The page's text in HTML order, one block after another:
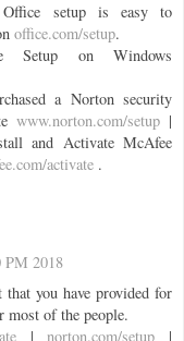
setup is easy to
office.com/setup.
on Windows
a Norton security
www.norton.com/setup|
and Activate McAfee
activate .
PM 2018
you have provided for
most of the people.
|norton.com/setup |